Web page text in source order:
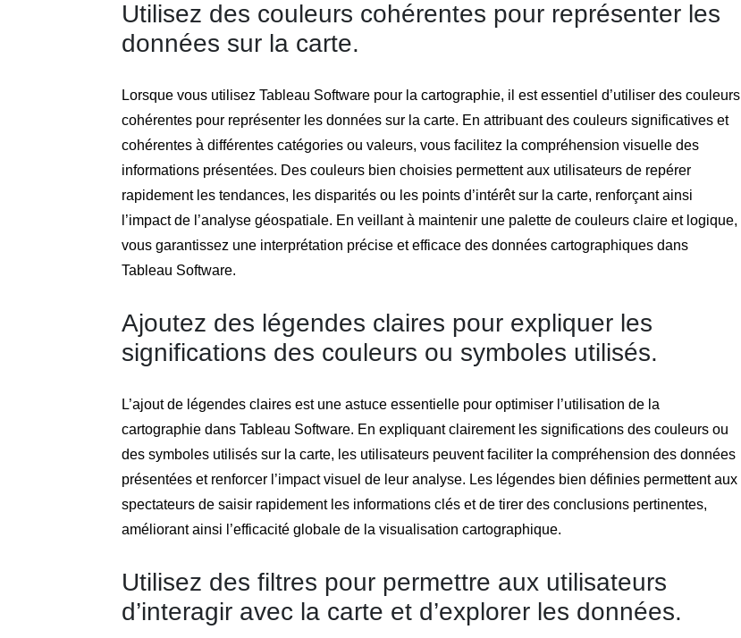
Utilisez des couleurs cohérentes pour représenter les
données sur la carte.
Lorsque vous utilisez Tableau Software pour la cartographie, il est essentiel d’utiliser des couleurs
cohérentes pour représenter les données sur la carte. En attribuant des couleurs significatives et
cohérentes à différentes catégories ou valeurs, vous facilitez la compréhension visuelle des
informations présentées. Des couleurs bien choisies permettent aux utilisateurs de repérer
rapidement les tendances, les disparités ou les points d’intérêt sur la carte, renforçant ainsi
l’impact de l’analyse géospatiale. En veillant à maintenir une palette de couleurs claire et logique,
vous garantissez une interprétation précise et efficace des données cartographiques dans
Tableau Software.
Ajoutez des légendes claires pour expliquer les
significations des couleurs ou symboles utilisés.
L’ajout de légendes claires est une astuce essentielle pour optimiser l’utilisation de la
cartographie dans Tableau Software. En expliquant clairement les significations des couleurs ou
des symboles utilisés sur la carte, les utilisateurs peuvent faciliter la compréhension des données
présentées et renforcer l’impact visuel de leur analyse. Les légendes bien définies permettent aux
spectateurs de saisir rapidement les informations clés et de tirer des conclusions pertinentes,
améliorant ainsi l’efficacité globale de la visualisation cartographique.
Utilisez des filtres pour permettre aux utilisateurs
d’interagir avec la carte et d’explorer les données.